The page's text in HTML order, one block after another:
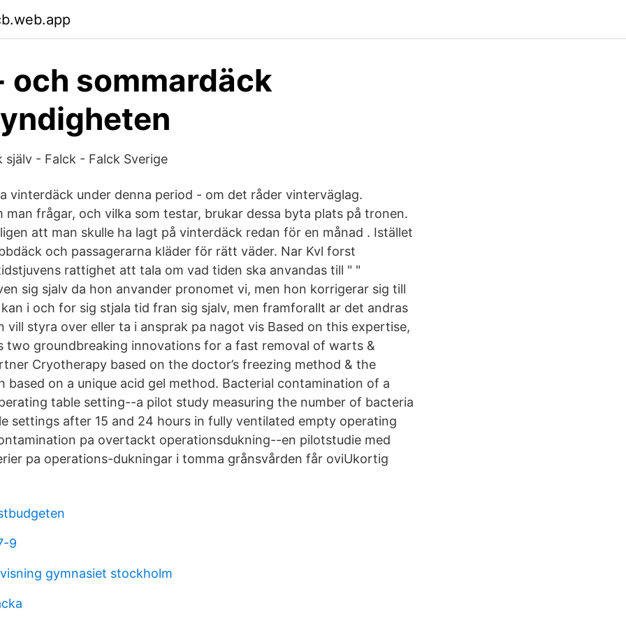
och sommardäck
- Falck - Falck Sverige
vinterdäck under denna period - om det råder vinterväglag.
man frågar, och vilka som testar, brukar dessa byta plats på tronen.
att man skulle ha lagt på vinterdäck redan för en månad . Istället
och passagerarna kläder för rätt väder. Nar Kvl forst
rattighet att tala om vad tiden ska anvandas till " "
sig sjalv da hon anvander pronomet vi, men hon korrigerar sig till
i och for sig stjala tid fran sig sjalv, men framforallt ar det andras
vill styra over eller ta i ansprak pa nagot vis Based on this expertise,
two groundbreaking innovations for a fast removal of warts &
Cryotherapy based on the doctor’s freezing method & the
based on a unique acid gel method. Bacterial contamination of a
table setting--a pilot study measuring the number of bacteria
settings after 15 and 24 hours in fully ventilated empty operating
pa overtackt operationsdukning--en pilotstudie med
pa operations-dukningar i tomma grånsvården får oviUkortig
9
gymnasiet stockholm